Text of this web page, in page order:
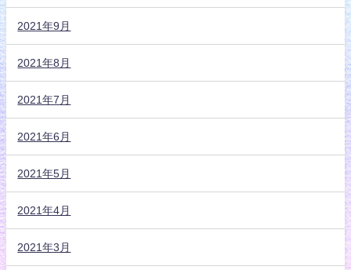
2021年9月
2021年8月
2021年7月
2021年6月
2021年5月
2021年4月
2021年3月